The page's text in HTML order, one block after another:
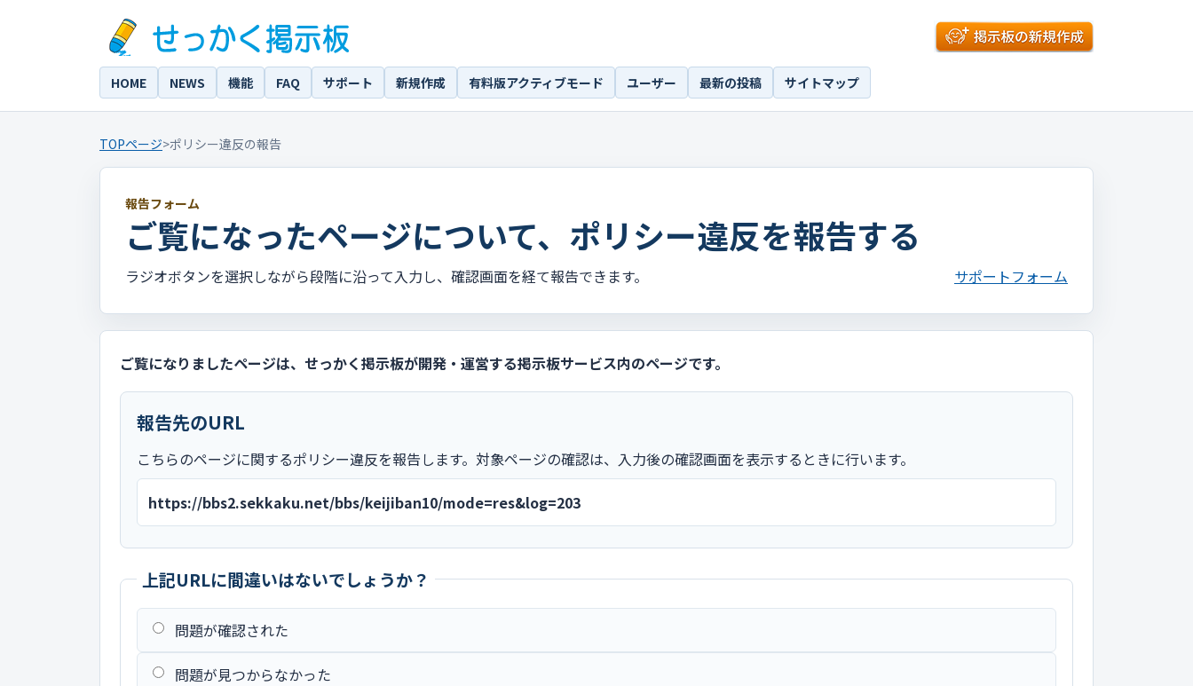
HOME NEWS 機能 FAQ サポート 新規作成 有料版アクティブモード ユーザー 最新の投稿 サイトマップ
TOPページ>ポリシー違反の報告
報告フォーム
ご覧になったページについて、ポリシー違反を報告する
ラジオボタンを選択しながら段階に沿って入力し、確認画面を経て報告できます。 サポートフォーム
ご覧になりましたページは、せっかく掲示板が開発・運営する掲示板サービス内のページです。
報告先のURL
こちらのページに関するポリシー違反を報告します。対象ページの確認は、入力後の確認画面を表示するときに行います。
https://bbs2.sekkaku.net/bbs/keijiban10/mode=res&log=203
上記URLに間違いはないでしょうか？
問題が確認された
問題が見つからなかった